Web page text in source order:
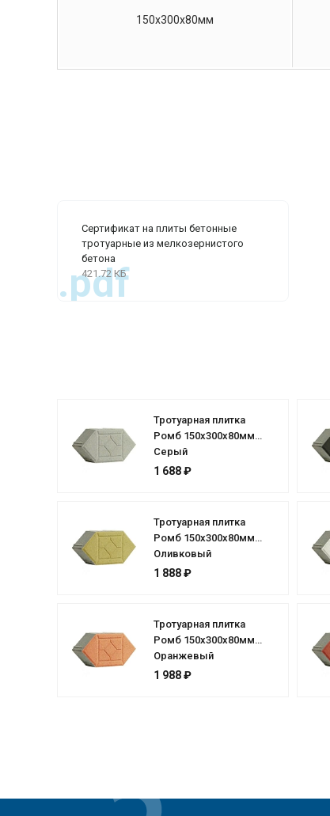
150х300х80мм
Сертификат на плиты бетонные
тротуарные из мелкозернистого
бетона
421.72 КБ
.pdf
Тротуарная плитка
Ромб 150х300х80мм
Серый
1 688 ₽
Тротуарная плитка
Ромб 150х300х80мм
Оливковый
1 888 ₽
Тротуарная плитка
Ромб 150х300х80мм
Оранжевый
1 988 ₽